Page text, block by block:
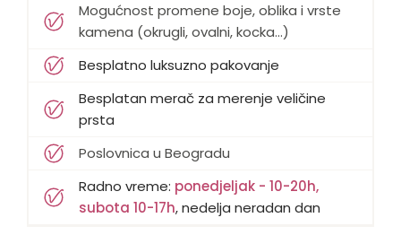
Mogućnost promene boje, oblika i vrste
kamena (okrugli, ovalni, kocka...)
Besplatno luksuzno pakovanje
Besplatan merač za merenje veličine
prsta
Poslovnica u Beogradu
Radno vreme: ponedjeljak - 10-20h,
subota 10-17h, nedelja neradan dan